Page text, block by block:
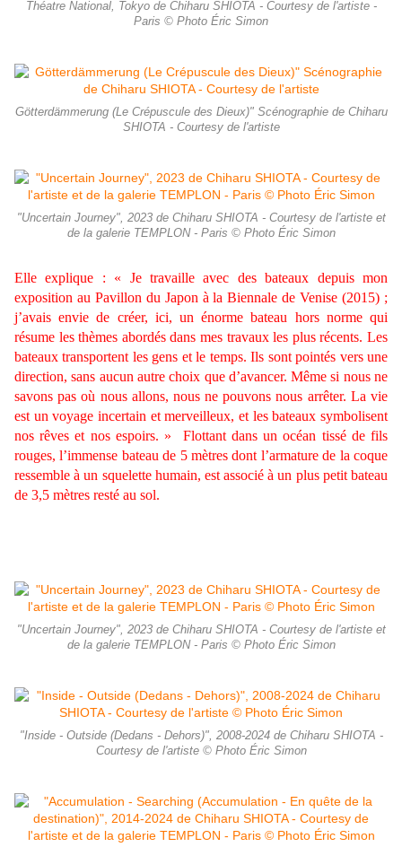
Théatre National, Tokyo de Chiharu SHIOTA - Courtesy de l'artiste -
Paris © Photo Éric Simon
Götterdämmerung (Le Crépuscule des Dieux)" Scénographie de Chiharu
SHIOTA - Courtesy de l'artiste
"Uncertain Journey", 2023 de Chiharu SHIOTA - Courtesy de l'artiste et
de la galerie TEMPLON - Paris © Photo Éric Simon
Elle explique : « Je travaille avec des bateaux depuis mon
exposition au Pavillon du Japon à la Biennale de Venise (2015) ;
j’avais envie de créer, ici, un énorme bateau hors norme qui
résume les thèmes abordés dans mes travaux les plus récents. Les
bateaux transportent les gens et le temps. Ils sont pointés vers une
direction, sans aucun autre choix que d’avancer. Même si nous ne
savons pas où nous allons, nous ne pouvons nous arrêter. La vie
est un voyage incertain et merveilleux, et les bateaux symbolisent
nos rêves et nos espoirs. » Flottant dans un océan tissé de fils
rouges, l’immense bateau de 5 mètres dont l’armature de la coque
ressemble à un squelette humain, est associé à un plus petit bateau
de 3,5 mètres resté au sol.
"Uncertain Journey", 2023 de Chiharu SHIOTA - Courtesy de l'artiste et
de la galerie TEMPLON - Paris © Photo Éric Simon
"Inside - Outside (Dedans - Dehors)", 2008-2024 de Chiharu SHIOTA -
Courtesy de l'artiste © Photo Éric Simon